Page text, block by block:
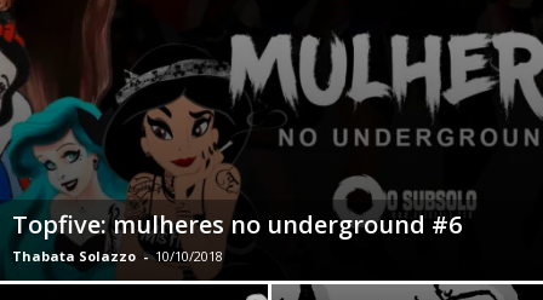
Topfive: mulheres no underground #6
Thabata Solazzo - 10/10/2018